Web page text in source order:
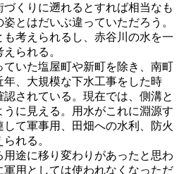
くりに遡れるとすれば相当なも
とはだいぶ違っていただろう。
考えられるし、赤谷川の水を一
られる。
いた塩屋町や新町を除き、南町
、大規模な下水工事をした時
されている。現在では、側溝と
うに見える。用水がこれに淵源す
て軍事用、田畑への水利、防火
れる。
途に移り変わりがあったと思わ
用としては使われなくなっただ